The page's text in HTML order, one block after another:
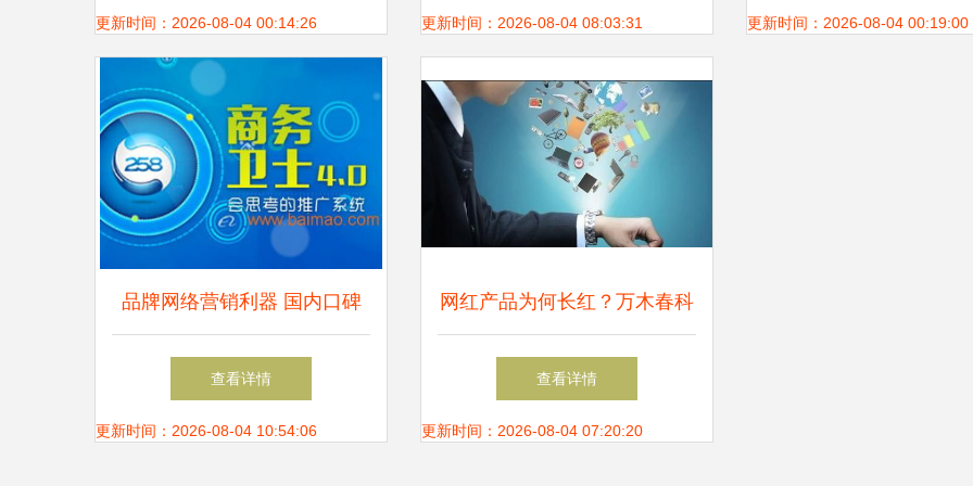
何推动网络技术服务升级
更新时间：2026-08-04 00:14:26 践
更新时间：2026-08-04 08:03:31 作室网络技术服务实
更新时间：2026-08-04 00:19:00
品牌网络营销利器 国内口碑
全网整合营销自动推广软件公
司推荐
查看详情
更新时间：2026-08-04 10:54:06
网红产品为何长红？万木春科
技 赋能用户实现“虚拟自我”是
关键
查看详情
更新时间：2026-08-04 07:20:20